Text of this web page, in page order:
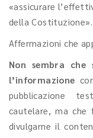
«assicurare
della Costituzione».
Affermazioni che
Non sembra
l’informazione
pubblicazione
cautelare, ma
divulgarne il